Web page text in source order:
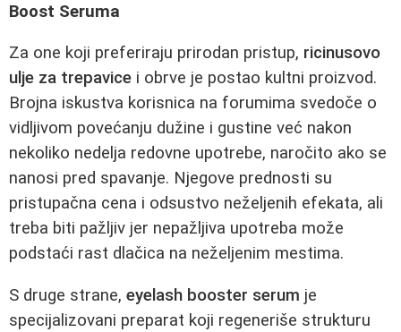
Boost Seruma
Za one koji preferiraju prirodan pristup, ricinusovo
ulje za trepavice i obrve je postao kultni proizvod.
Brojna iskustva korisnica na forumima svedoče o
vidljivom povećanju dužine i gustine već nakon
nekoliko nedelja redovne upotrebe, naročito ako se
nanosi pred spavanje. Njegove prednosti su
pristupačna cena i odsustvo neželjenih efekata, ali
treba biti pažljiv jer nepažljiva upotreba može
podstaći rast dlačica na neželjenim mestima.
S druge strane, eyelash booster serum je
specijalizovani preparat koji regeneriše strukturu